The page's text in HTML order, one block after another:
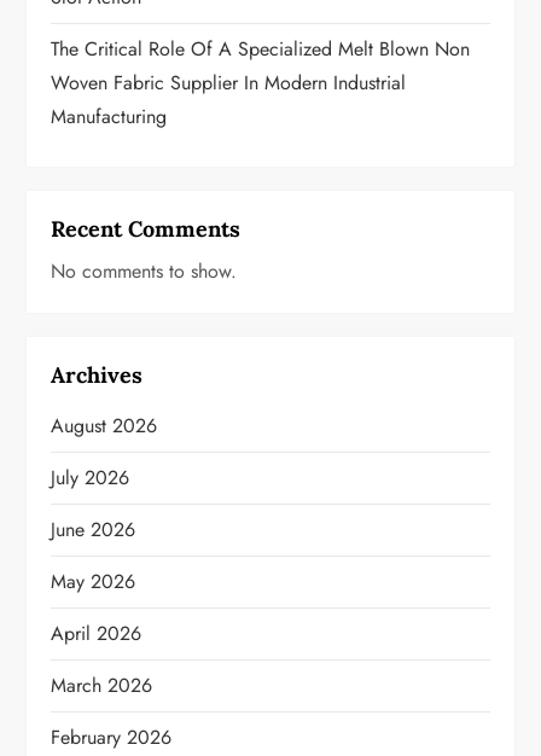
The Critical Role Of A Specialized Melt Blown Non
Woven Fabric Supplier In Modern Industrial
Manufacturing
Recent Comments
No comments to show.
Archives
August 2026
July 2026
June 2026
May 2026
April 2026
March 2026
February 2026